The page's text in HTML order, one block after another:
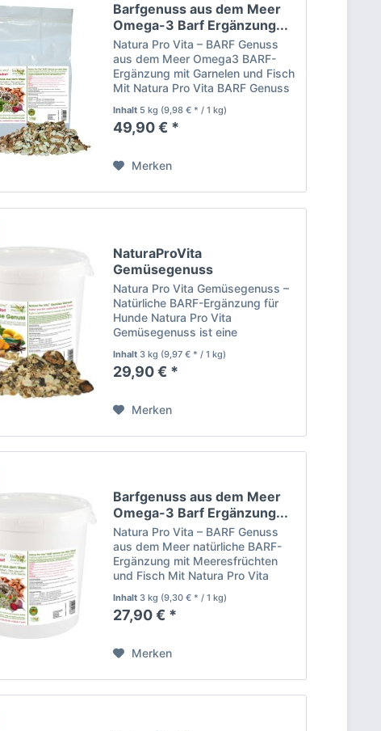
Barfgenuss aus dem Meer
Omega-3 Barf Ergänzung...
Natura Pro Vita – BARF Genuss
aus dem Meer Omega3 BARF-
Ergänzung mit Garnelen und Fisch
Mit Natura Pro Vita BARF Genuss
Hund eine natürliche und
hochwertige BARF-Ergänzung, die
Inhalt 5 kg (9,98 € * / 1 kg)
49,90 € *
Merken
NaturaProVita
Gemüsegenuss
kalorienarm...
Natura Pro Vita Gemüsegenuss –
Natürliche BARF-Ergänzung für
Hunde Natura Pro Vita
Gemüsegenuss ist eine
Gemüsemischung zur optimalen
Ergänzung der BARF-Ernährung
sorgfältig...
Inhalt 3 kg (9,97 € * / 1 kg)
29,90 € *
Merken
Barfgenuss aus dem Meer
Omega-3 Barf Ergänzung...
Natura Pro Vita – BARF Genuss
aus dem Meer natürliche BARF-
Ergänzung mit Meeresfrüchten
und Fisch Mit Natura Pro Vita
bietest du deinem Hund eine
natürliche und hochwertige BARF-
Inhalt 3 kg (9,30 € * / 1 kg)
27,90 € *
Merken